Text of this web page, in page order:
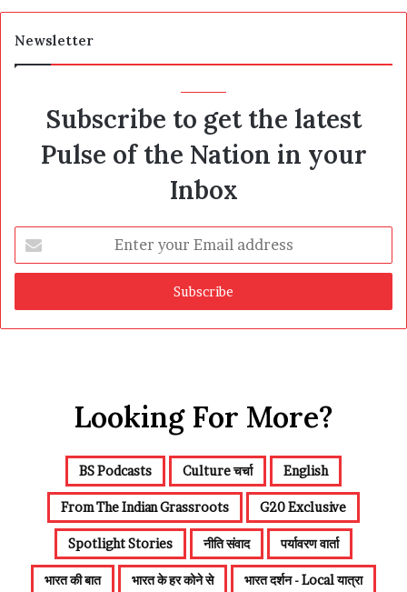
Newsletter
Subscribe to get the latest
Pulse of the Nation in your
Inbox
your
Email
Looking For More?
BS Podcasts Culture चर्चा English
From The Indian Grassroots G20 Exclusive
Spotlight Stories नीति संवाद पर्यावरण वार्ता
भारत की बात भारत के हर कोने से भारत दर्शन - Local यात्रा